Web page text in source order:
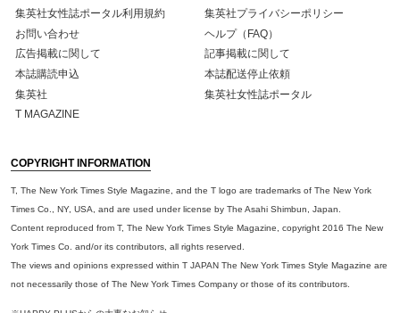
集英社女性誌ポータル利用規約
集英社プライバシーポリシー
お問い合わせ
ヘルプ（FAQ）
広告掲載に関して
記事掲載に関して
本誌購読申込
本誌配送停止依頼
集英社
集英社女性誌ポータル
T MAGAZINE
COPYRIGHT INFORMATION
T, The New York Times Style Magazine, and the T logo are trademarks of The New York
Times Co., NY, USA, and are used under license by The Asahi Shimbun, Japan.
Content reproduced from T, The New York Times Style Magazine, copyright 2016 The New
York Times Co. and/or its contributors, all rights reserved.
The views and opinions expressed within T JAPAN The New York Times Style Magazine are
not necessarily those of The New York Times Company or those of its contributors.